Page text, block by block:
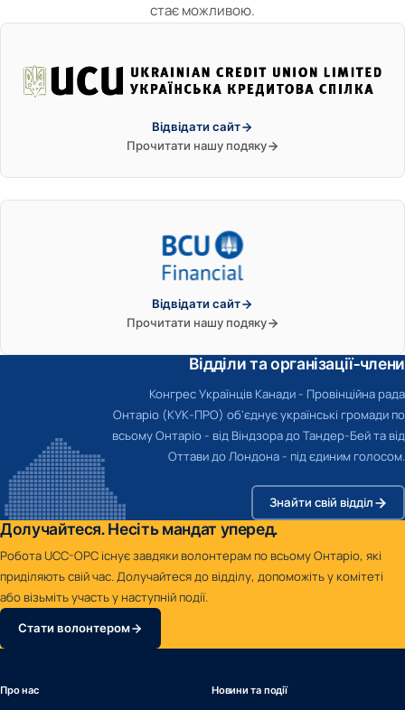
стає можливою.
Відвідати сайт
Прочитати нашу подяку
Відвідати сайт
Прочитати нашу подяку
Відділи та організації-члени
Конгрес Українців Канади - Провінційна рада
Онтаріо (КУК-ПРО) об'єднує українські громади по
всьому Онтаріо - від Віндзора до Тандер-Бей та від
Оттави до Лондона - під єдиним голосом.
Знайти свій відділ
Долучайтеся. Несіть мандат уперед.
Робота UCC-OPC існує завдяки волонтерам по всьому Онтаріо, які
приділяють свій час. Долучайтеся до відділу, допоможіть у комітеті
або візьміть участь у наступній події.
Стати волонтером
Про нас Новини та події